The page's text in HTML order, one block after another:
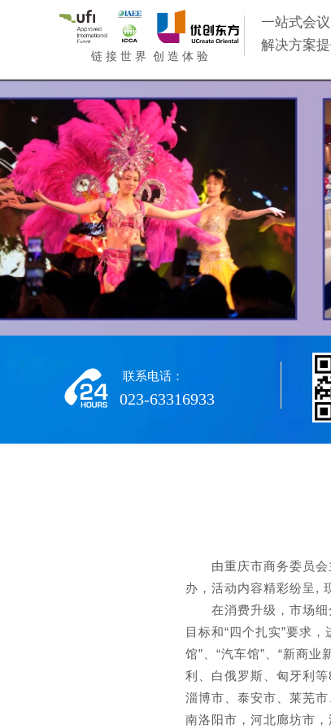
一站式会
解决方案
链 接 世 界 创 造 体 验
联系电话：
023-63316933
由重庆市商务委员会
办，活动内容精彩纷呈,
在消费升级，市场细分
目标和“四个扎实”要求
馆”、“汽车馆”、“新商
利、白俄罗斯、匈牙利
淄博市、泰安市、莱芜
南洛阳市，河北廊坊市